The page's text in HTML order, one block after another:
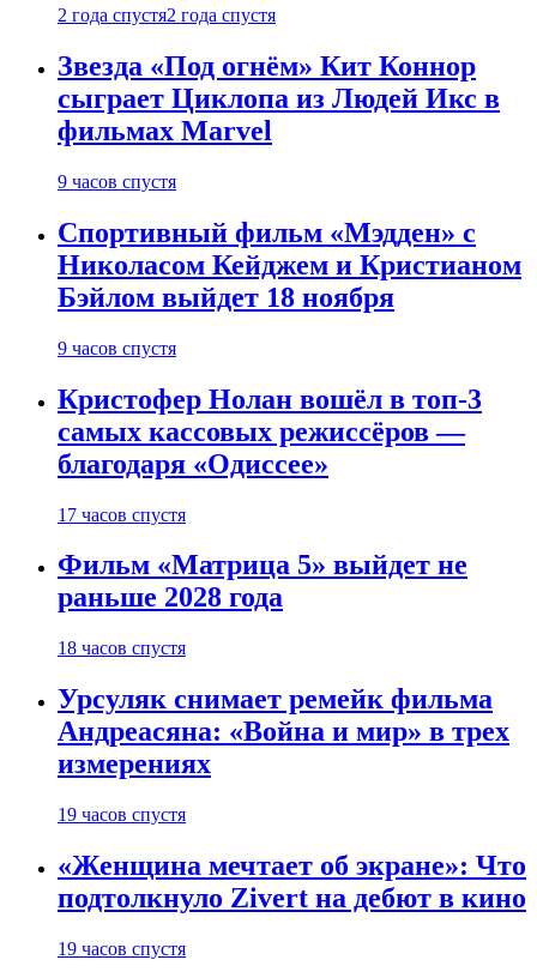
2 года спустя2 года спустя
Звезда «Под огнём» Кит Коннор
сыграет Циклопа из Людей Икс в
фильмах Marvel
9 часов спустя
Спортивный фильм «Мэдден» с
Николасом Кейджем и Кристианом
Бэйлом выйдет 18 ноября
9 часов спустя
Кристофер Нолан вошёл в топ-3
самых кассовых режиссёров —
благодаря «Одиссее»
17 часов спустя
Фильм «Матрица 5» выйдет не
раньше 2028 года
18 часов спустя
Урсуляк снимает ремейк фильма
Андреасяна: «Война и мир» в трех
измерениях
19 часов спустя
«Женщина мечтает об экране»: Что
подтолкнуло Zivert на дебют в кино
19 часов спустя